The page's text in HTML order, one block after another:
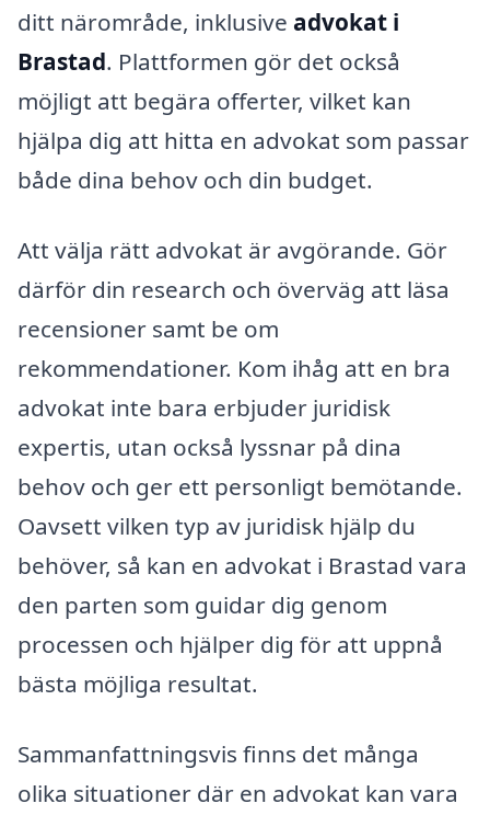
ditt närområde, inklusive advokat i
Brastad. Plattformen gör det också
möjligt att begära offerter, vilket kan
hjälpa dig att hitta en advokat som passar
både dina behov och din budget.
Att välja rätt advokat är avgörande. Gör
därför din research och överväg att läsa
recensioner samt be om
rekommendationer. Kom ihåg att en bra
advokat inte bara erbjuder juridisk
expertis, utan också lyssnar på dina
behov och ger ett personligt bemötande.
Oavsett vilken typ av juridisk hjälp du
behöver, så kan en advokat i Brastad vara
den parten som guidar dig genom
processen och hjälper dig för att uppnå
bästa möjliga resultat.
Sammanfattningsvis finns det många
olika situationer där en advokat kan vara